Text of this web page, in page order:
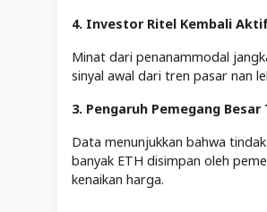
4. Investor Ritel Kembali
Minat dari penanammodal
sinyal awal dari tren pasar nan
3. Pengaruh Pemegang Besar
Data menunjukkan bahwa
banyak ETH disimpan oleh
kenaikan harga.